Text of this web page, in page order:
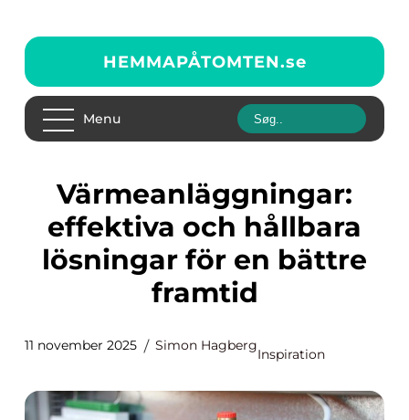
HEMMAPÅTOMTEN.se
Menu
Värmeanläggningar:
effektiva och hållbara
lösningar för en bättre
framtid
11 november 2025 Simon Hagberg
Inspiration